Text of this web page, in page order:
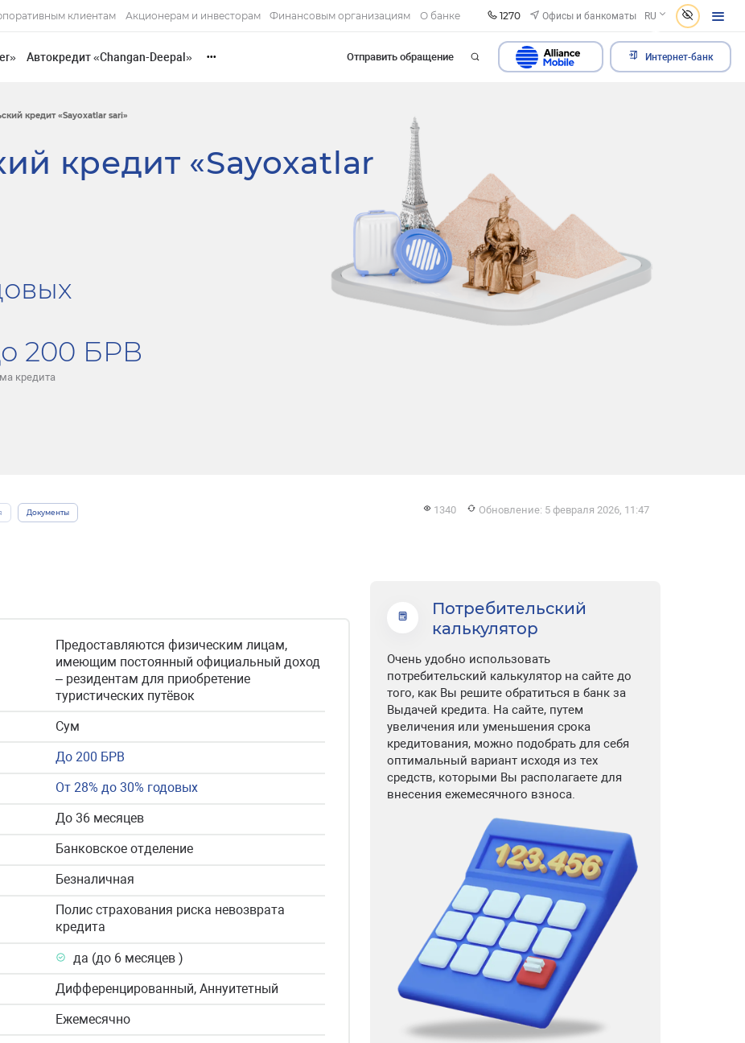
клиентам Акционерам и инвесторам Финансовым организациям О банке 1270 Офисы и банкоматы RU
Автокредит «Changan-Deepal» ••• Отправить обращение Интернет-банк
кредит «Sayoxatlar sari»
кредит «Sayoxatlar
200 БРВ
кредита
Документы 1340 Обновление: 5 февраля 2026, 11:47
Предоставляются физическим лицам,
имеющим постоянный официальный доход
– резидентам для приобретение
туристических путёвок
Сум
До 200 БРВ
От 28% до 30% годовых
До 36 месяцев
Банковское отделение
Безналичная
Полис страхования риска невозврата
кредита
да (до 6 месяцев )
Дифференцированный, Аннуитетный
Ежемесячно
Потребительский
калькулятор
Очень удобно использовать
потребительский калькулятор на сайте до
того, как Вы решите обратиться в банк за
Выдачей кредита. На сайте, путем
увеличения или уменьшения срока
кредитования, можно подобрать для себя
оптимальный вариант исходя из тех
средств, которыми Вы располагаете для
внесения ежемесячного взноса.